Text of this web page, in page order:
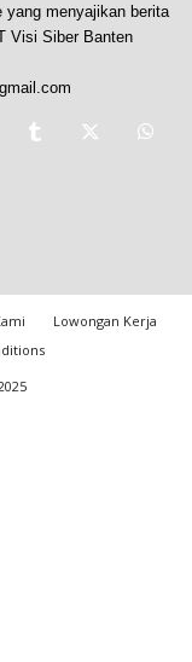
yang menyajikan berita
Visi Siber Banten
Lowongan Kerja